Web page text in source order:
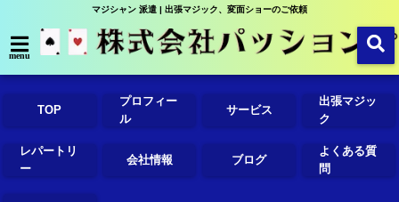
マジシャン 派遣 | 出張マジック、変面ショーのご依頼
menu
TOP
プロフィー
ル
サービス
出張マジッ
ク
レパートリ
ー
会社情報 ブログ
よくある質
問